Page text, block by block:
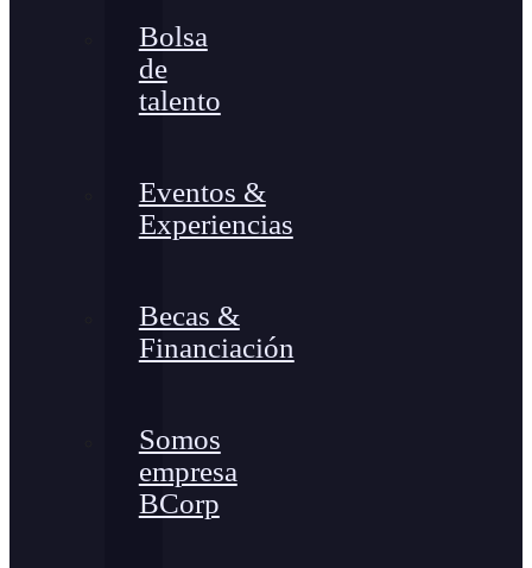
Bolsa
de
talento
Eventos &
Experiencias
Becas &
Financiación
Somos
empresa
BCorp